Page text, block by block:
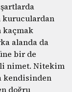
kuruculardan
kaçmak
alanda da
bir de
nimet. Nitekim
kendisinden
doğru